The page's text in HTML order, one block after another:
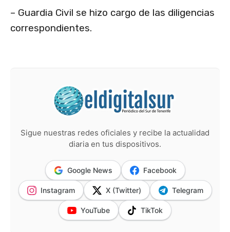
– Guardia Civil se hizo cargo de las diligencias
correspondientes.
Sigue nuestras redes oficiales y recibe la actualidad
diaria en tus dispositivos.
Google News Facebook
Instagram X (Twitter) Telegram
YouTube TikTok